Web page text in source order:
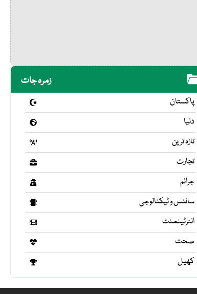
زمرہ جات
پاکستان
دنیا
تازہ ترین
تجارت
جرائم
سائنس و ٹیکنالوجی
انٹرٹینمنٹ
صحت
کھیل